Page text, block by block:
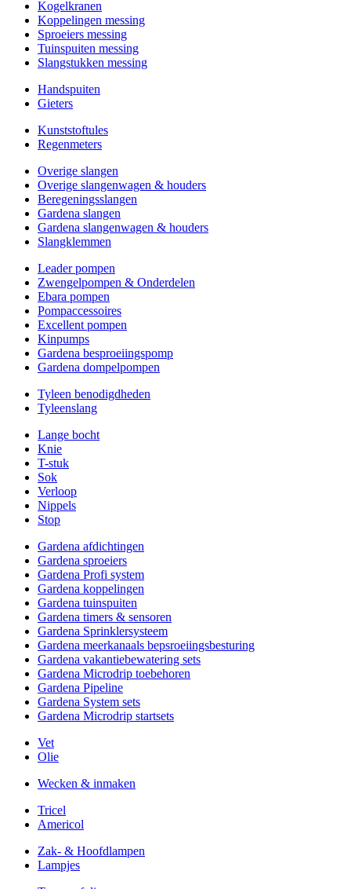
Kogelkranen
Koppelingen messing
Sproeiers messing
Tuinspuiten messing
Slangstukken messing
Handspuiten
Gieters
Kunststoftules
Regenmeters
Overige slangen
Overige slangenwagen & houders
Beregeningsslangen
Gardena slangen
Gardena slangenwagen & houders
Slangklemmen
Leader pompen
Zwengelpompen & Onderdelen
Ebara pompen
Pompaccessoires
Excellent pompen
Kinpumps
Gardena besproeiingspomp
Gardena dompelpompen
Tyleen benodigdheden
Tyleenslang
Lange bocht
Knie
T-stuk
Sok
Verloop
Nippels
Stop
Gardena afdichtingen
Gardena sproeiers
Gardena Profi system
Gardena koppelingen
Gardena tuinspuiten
Gardena timers & sensoren
Gardena Sprinklersysteem
Gardena meerkanaals bepsroeiingsbesturing
Gardena vakantiebewatering sets
Gardena Microdrip toebehoren
Gardena Pipeline
Gardena System sets
Gardena Microdrip startsets
Vet
Olie
Wecken & inmaken
Tricel
Americol
Zak- & Hoofdlampen
Lampjes